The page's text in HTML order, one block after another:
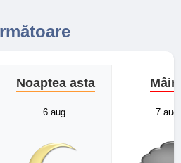
Noaptea asta
6 aug. 7 aug.